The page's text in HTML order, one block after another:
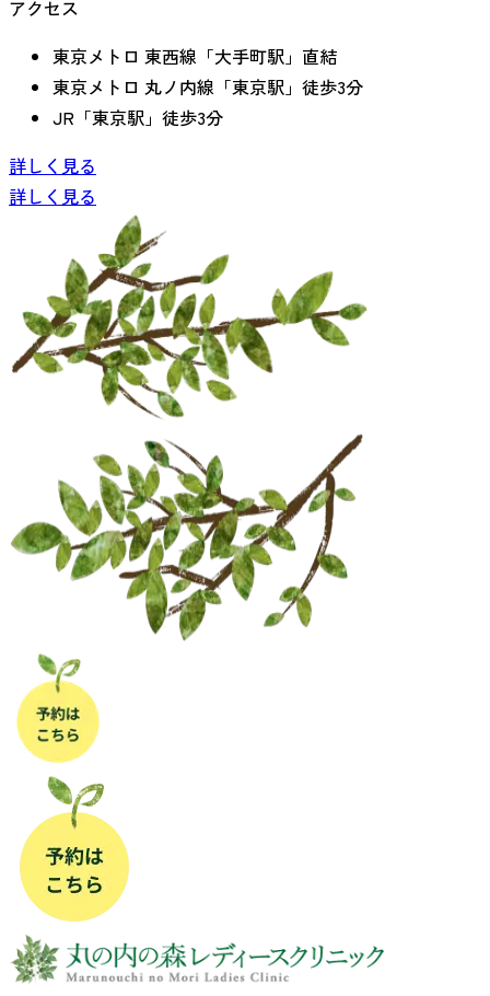
アクセス
東京メトロ 東西線「大手町駅」直結
東京メトロ 丸ノ内線「東京駅」徒歩3分
JR「東京駅」徒歩3分
詳しく見る
詳しく見る